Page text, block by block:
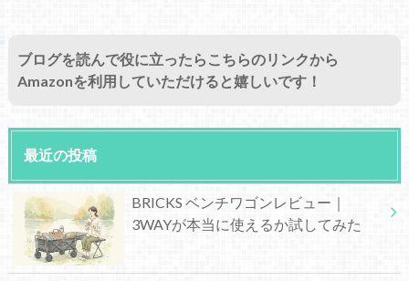
ブログを読んで役に立ったらこちらのリンクから
Amazonを利用していただけると嬉しいです！
最近の投稿
BRICKS ベンチワゴンレビュー｜
3WAYが本当に使えるか試してみた